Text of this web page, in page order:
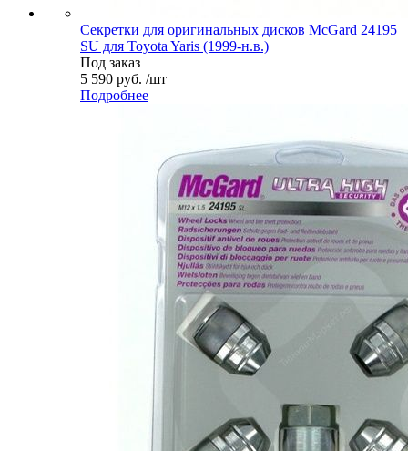
Секретки для оригинальных дисков McGard 24195
SU для Toyota Yaris (1999-н.в.)
Под заказ
5 590 руб. /шт
Подробнее